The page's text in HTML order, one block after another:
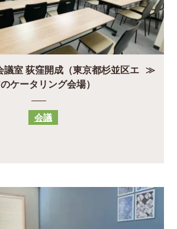
議室 荻窪開成（東京都杉並区エ
ケータリング会場）
会議